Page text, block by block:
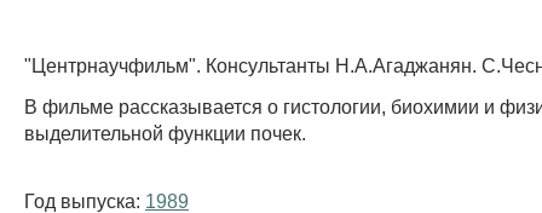
"Центрнаучфильм". Консультанты Н.А.Агаджанян.
В фильме рассказывается о гистологии, биохимии и
выделительной функции почек.
Год выпуска: 1989